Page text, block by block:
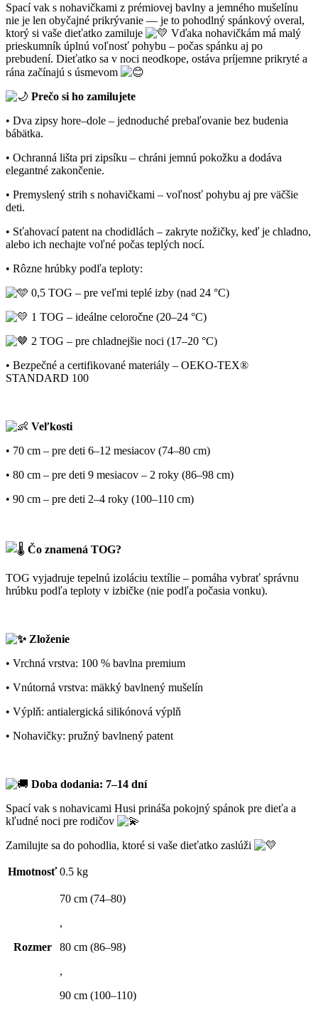
Spací vak s nohavičkami z prémiovej bavlny a jemného mušelínu
nie je len obyčajné prikrývanie — je to pohodlný spánkový overal,
ktorý si vaše dieťatko zamiluje
Vďaka nohavičkám má malý
prieskumník úplnú voľnosť pohybu – počas spánku aj po
prebudení. Dieťatko sa v noci neodkope, ostáva príjemne prikryté a
rána začínajú s úsmevom
Prečo si ho zamilujete
• Dva zipsy hore–dole – jednoduché prebaľovanie bez budenia
bábätka.
• Ochranná lišta pri zipsíku – chráni jemnú pokožku a dodáva
elegantné zakončenie.
• Premyslený strih s nohavičkami – voľnosť pohybu aj pre väčšie
deti.
• Sťahovací patent na chodidlách – zakryte nožičky, keď je chladno,
alebo ich nechajte voľné počas teplých nocí.
• Rôzne hrúbky podľa teploty:
0,5 TOG – pre veľmi teplé izby (nad 24 °C)
1 TOG – ideálne celoročne (20–24 °C)
2 TOG – pre chladnejšie noci (17–20 °C)
• Bezpečné a certifikované materiály – OEKO-TEX®
STANDARD 100
Veľkosti
• 70 cm – pre deti 6–12 mesiacov (74–80 cm)
• 80 cm – pre deti 9 mesiacov – 2 roky (86–98 cm)
• 90 cm – pre deti 2–4 roky (100–110 cm)
Čo znamená TOG?
TOG vyjadruje tepelnú izoláciu textílie – pomáha vybrať správnu
hrúbku podľa teploty v izbičke (nie podľa počasia vonku).
Zloženie
• Vrchná vrstva: 100 % bavlna premium
• Vnútorná vrstva: mäkký bavlnený mušelín
• Výplň: antialergická silikónová výplň
• Nohavičky: pružný bavlnený patent
Doba dodania: 7–14 dní
Spací vak s nohavicami Husi prináša pokojný spánok pre dieťa a
kľudné noci pre rodičov
Zamilujte sa do pohodlia, ktoré si vaše dieťatko zaslúži
Hmotnosť 0.5 kg
Rozmer
70 cm (74–80)
,
80 cm (86–98)
,
90 cm (100–110)